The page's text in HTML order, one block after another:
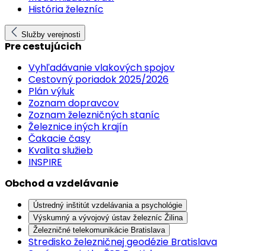
História železníc
Služby verejnosti
Pre cestujúcich
Vyhľadávanie vlakových spojov
Cestovný poriadok 2025/2026
Plán výluk
Zoznam dopravcov
Zoznam železničných staníc
Železnice iných krajín
Čakacie časy
Kvalita služieb
INSPIRE
Obchod a vzdelávanie
Ústredný inštitút vzdelávania a psychológie
Výskumný a vývojový ústav železníc Žilina
Železničné telekomunikácie Bratislava
Stredisko železničnej geodézie Bratislava